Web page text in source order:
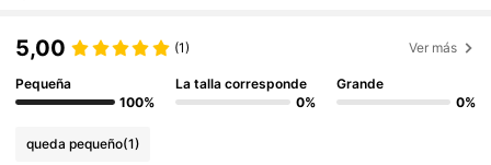
5,00 (1) Ver más
Pequeña
100%
La talla corresponde
0%
Grande
0%
queda pequeño(1)